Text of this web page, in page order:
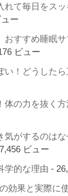
れて毎日をス
ー
おすすめ睡眠
ビュー
い！どうしたら
体の力を抜く方
気がするのは
ビュー
学的な理由 -
効果と実際に